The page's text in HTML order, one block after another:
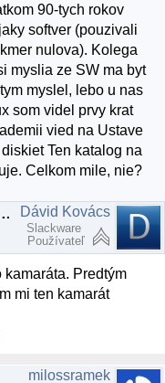
90-tych rokov
softver (pouzivali
nulova). Kolega
myslia ze SW ma byt
myslel, lebo u nas
som videl prvy krat
vied na Ustave
Ten katalog na
Celkom mile, nie?
Re: Re: anketka dva - ako ste sa dostali k linuxu?
Dávid Kovács
Slackware
Používateľ
Predtým
mi ten kamarát
milossramek